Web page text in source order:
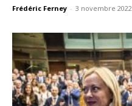
Frédéric Ferney - 3 novembre 2022